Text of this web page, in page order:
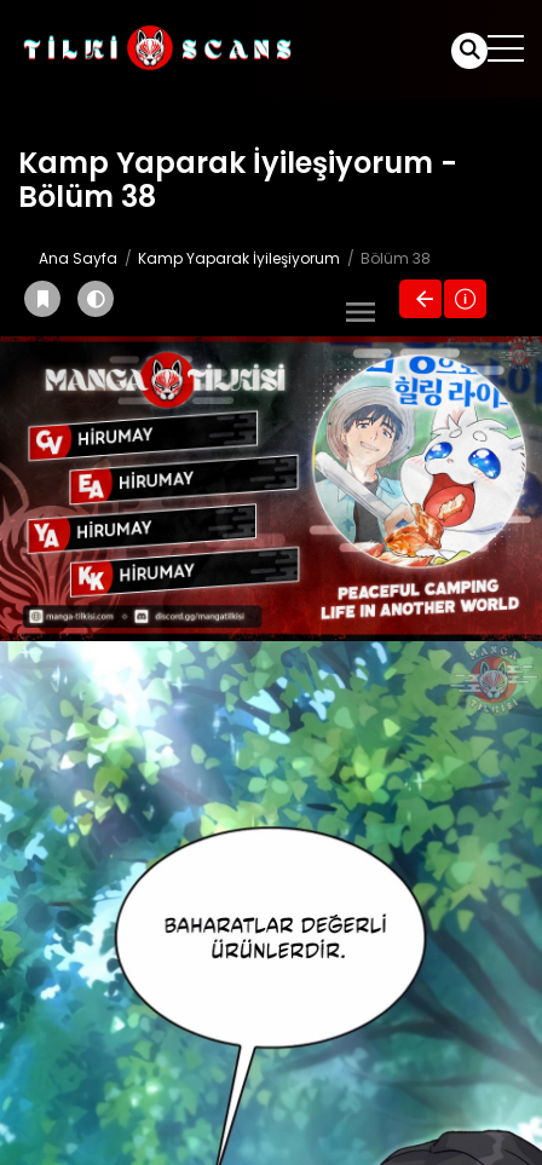
Kamp Yaparak İyileşiyorum -
Bölüm 38
Ana Sayfa Kamp Yaparak İyileşiyorum Bölüm 38